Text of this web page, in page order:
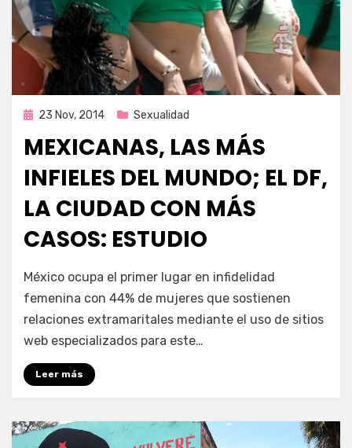
Publicada
23 Nov, 2014 Sexualidad
MEXICANAS, LAS MÁS
INFIELES DEL MUNDO; EL DF,
LA CIUDAD CON MÁS
CASOS: ESTUDIO
por
México ocupa el primer lugar en infidelidad
femenina con 44% de mujeres que sostienen
relaciones extramaritales mediante el uso de sitios
web especializados para este…
Leer más